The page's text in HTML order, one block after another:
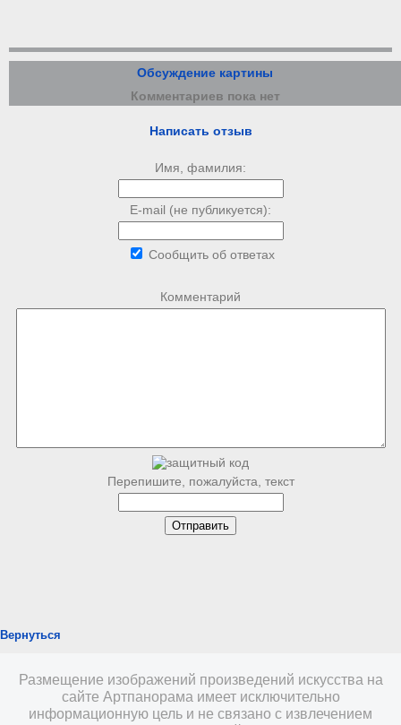
Обсуждение картины
Комментариев пока нет
Написать отзыв
Имя, фамилия:
E-mail (не публикуется):
Сообщить об ответах
Комментарий
Перепишите, пожалуйста, текст
Вернуться
Размещение изображений произведений искусства на
сайте Артпанорама имеет исключительно
информационную цель и не связано с извлечением